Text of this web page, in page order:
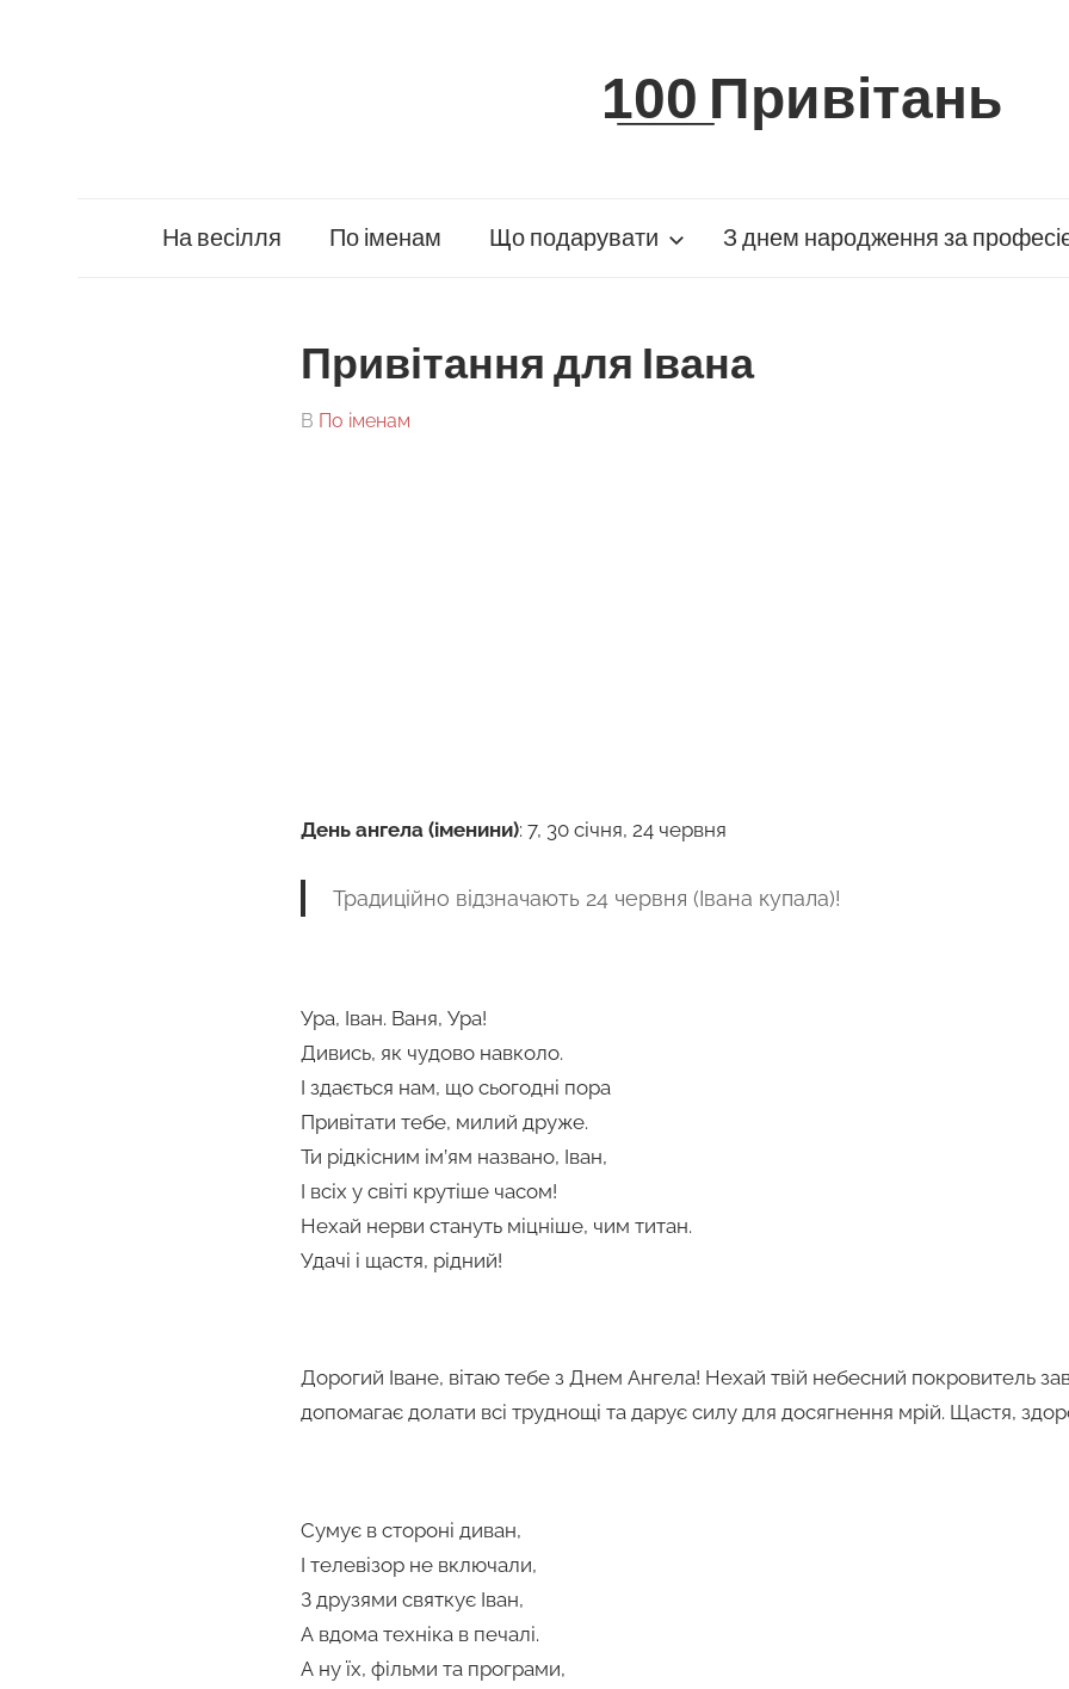
1̲0̲0̲ Привітань
На весілля По іменам Що подарувати З днем народження за
Привітання для Івана
On
By
В По іменам
День ангела (іменини): 7, 30 січня, 24 червня
Традиційно відзначають 24 червня (Івана купала)!
Ура, Іван. Ваня, Ура!
Дивись, як чудово навколо.
І здається нам, що сьогодні пора
Привітати тебе, милий друже.
Ти рідкісним ім’ям названо, Іван,
І всіх у світі крутіше часом!
Нехай нерви стануть міцніше, чим титан.
Удачі і щастя, рідний!
Дорогий Іване, вітаю тебе з Днем Ангела! Нехай твій небесний покровитель
допомагає долати всі труднощі та дарує силу для досягнення мрій. Щастя,
Сумує в стороні диван,
І телевізор не включали,
З друзями святкує Іван,
А вдома техніка в печалі.
А ну їх, фільми та програми,